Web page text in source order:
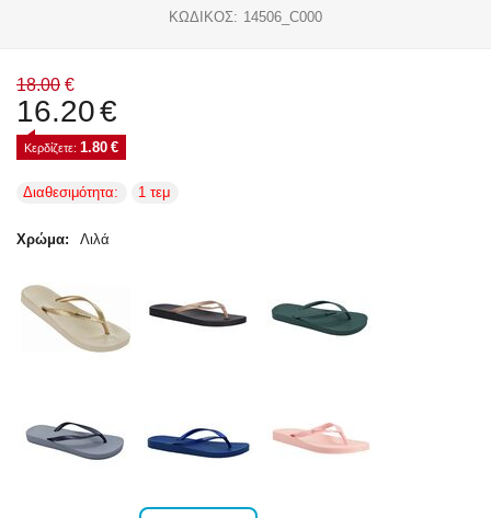
ΚΩΔΙΚΟΣ: 14506_C000
18.00 €
16.20€
Κερδίζετε: 1.80 €
Διαθεσιμότητα: 1 τεμ
Χρώμα: Λιλά